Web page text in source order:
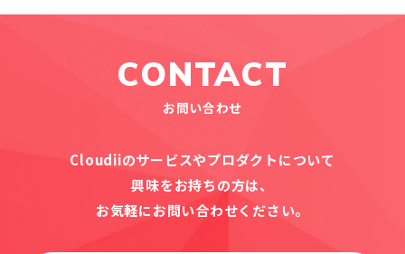
CONTACT
お問い合わせ
Cloudiiのサービスやプロダクトについて
興味をお持ちの方は、
お気軽にお問い合わせください。